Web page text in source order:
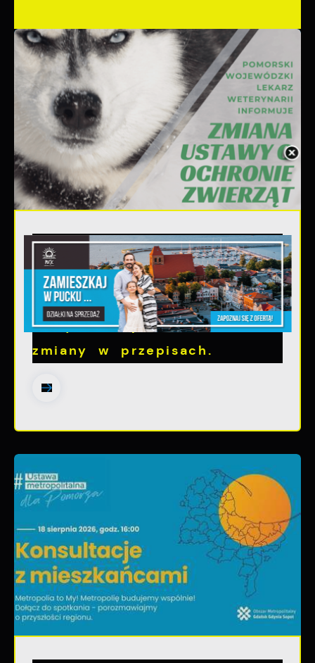
06 - 08 - 2026
Ustawa dotycząca ochrony
zwięrząt w zakresie
utrzymania psów i kotów -
zmiany w przepisach.